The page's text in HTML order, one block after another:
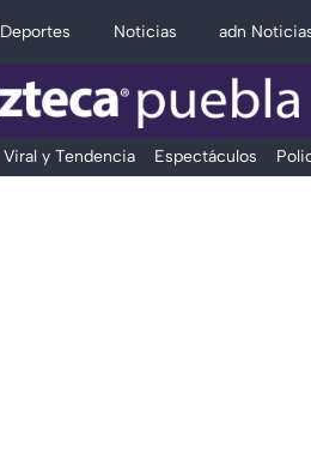
Deportes Noticias adn
Viral y Tendencia Espectáculos